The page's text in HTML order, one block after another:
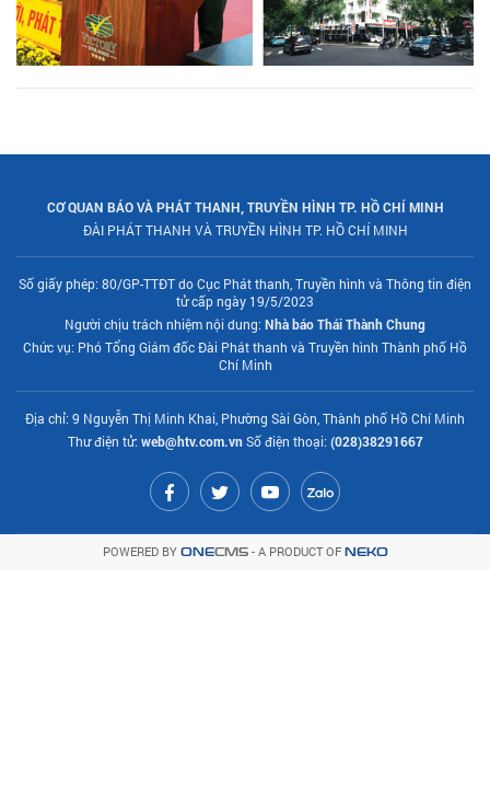
CƠ QUAN BÁO VÀ PHÁT THANH, TRUYỀN HÌNH TP. HỒ CHÍ MINH
ĐÀI PHÁT THANH VÀ TRUYỀN HÌNH TP. HỒ CHÍ MINH
Số giấy phép: 80/GP-TTĐT do Cục Phát thanh, Truyền hình và Thông tin điện
tử cấp ngày 19/5/2023
Người chịu trách nhiệm nội dung: Nhà báo Thái Thành Chung
Chức vụ: Phó Tổng Giám đốc Đài Phát thanh và Truyền hình Thành phố Hồ
Chí Minh
Địa chỉ: 9 Nguyễn Thị Minh Khai, Phường Sài Gòn, Thành phố Hồ Chí Minh
Thư điện tử: web@htv.com.vnSố điện thoại: (028)38291667
POWERED BY ONECMS- A PRODUCT OF NEKO